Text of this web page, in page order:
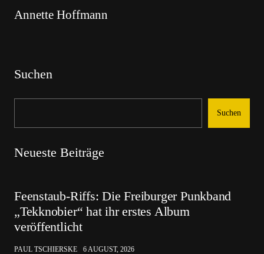
Annette Hoffmann
Suchen
Suchen
Neueste Beiträge
Feenstaub-Riffs: Die Freiburger Punkband
„Tekknobier“ hat ihr erstes Album
veröffentlicht
PAUL TSCHIERSKE 6 AUGUST, 2026